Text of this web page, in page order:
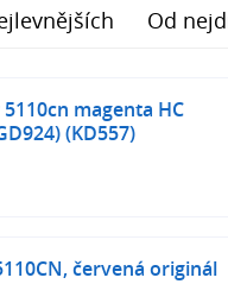
Od
5110cn magenta HC
(KD557)
červená originál